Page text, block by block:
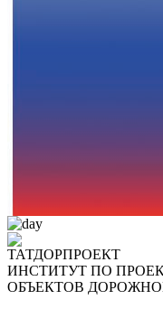
ТАТДОРПРОЕКТ
ИНСТИТУТ ПО
ОБЪЕКТОВ